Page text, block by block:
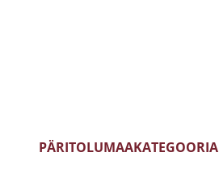
PÄRITOLUMAAKATEGOORIA